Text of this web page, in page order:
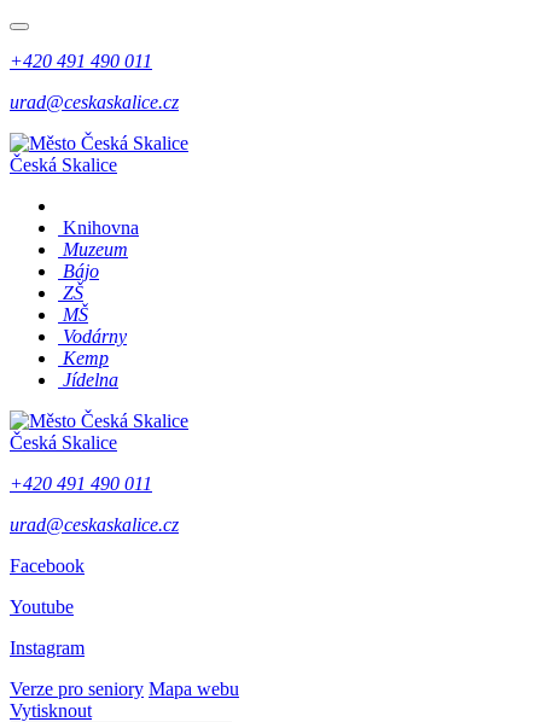
+420 491 490 011
urad@ceskaskalice.cz
Česká Skalice
Knihovna
Muzeum
Bájo
ZŠ
MŠ
Vodárny
Kemp
Jídelna
Česká Skalice
+420 491 490 011
urad@ceskaskalice.cz
Facebook
Youtube
Instagram
Verze pro seniory Mapa webu
Vytisknout